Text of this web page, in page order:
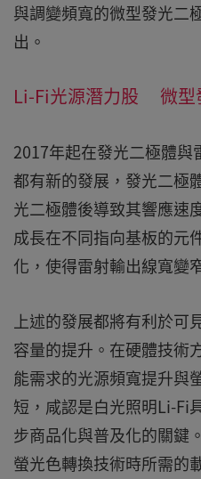
與調變頻寬的微型發光二
出。
Li-Fi光源潛力股 微型
2017年起在發光二極體與
都有新的發展，發光二極
光二極體後導致其響應速
成長在不同指向基板的元
化，使得雷射輸出線寬變
上述的發展都將有利於可
容量的提升。在硬體技術
能需求的光源頻寬提升與
短，咸認是白光照明Li-Fi
步商品化與普及化的關鍵
螢光色轉換技術時所需的